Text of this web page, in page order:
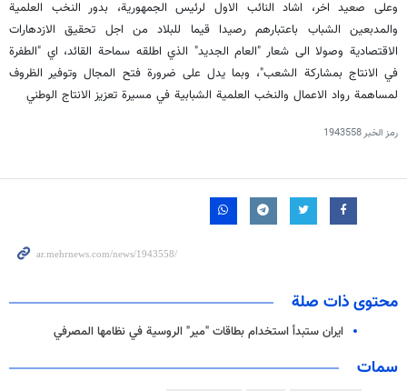
وعلى صعيد اخر، اشاد النائب الاول لرئيس الجمهورية، بدور النخب العلمية
والمدبعين الشباب باعتبارهم رصيدا قيما للبلاد من اجل تحقيق الازدهارات
الاقتصادية وصولا الى شعار "العام الجديد" الذي اطلقه سماحة القائد، اي "الطفرة
في الانتاج بمشاركة الشعب"، وبما يدل على ضرورة فتح المجال وتوفير الظروف
لمساهمة رواد الاعمال والنخب العلمية الشبابية في مسيرة تعزيز الانتاج الوطني
رمز الخبر1943558
محتوى ذات صلة
ايران ستبدأ استخدام بطاقات "مير" الروسية في نظامها المصرفي
سمات